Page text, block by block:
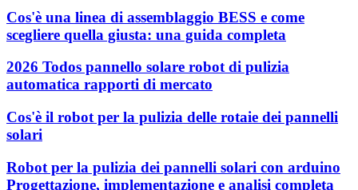
Cos'è una linea di assemblaggio BESS e come
scegliere quella giusta: una guida completa
2026 Todos pannello solare robot di pulizia
automatica rapporti di mercato
Cos'è il robot per la pulizia delle rotaie dei pannelli
solari
Robot per la pulizia dei pannelli solari con arduino
Progettazione, implementazione e analisi completa